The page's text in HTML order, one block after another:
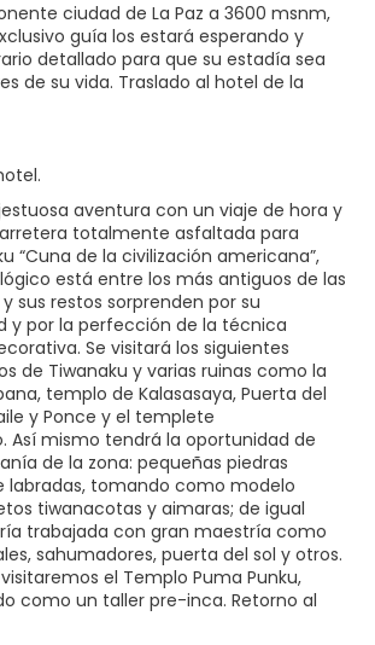
ciudad de La Paz a 3600 msnm,
guía los estará esperando y
detallado para que su estadía sea
de su vida. Traslado al hotel de la
aventura con un viaje de hora y
totalmente asfaltada para
“Cuna de la civilización americana”,
está entre los más antiguos de las
sus restos sorprenden por su
y por la perfección de la técnica
Se visitará los siguientes
de Tiwanaku y varias ruinas como la
templo de Kalasasaya, Puerta del
y Ponce y el templete
Así mismo tendrá la oportunidad de
de la zona: pequeñas piedras
labradas, tomando como modelo
tiwanacotas y aimaras; de igual
trabajada con gran maestría como
sahumadores, puerta del sol y otros.
el Templo Puma Punku,
como un taller pre-inca. Retorno al